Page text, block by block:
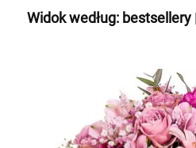
Widok według: bestsellery |